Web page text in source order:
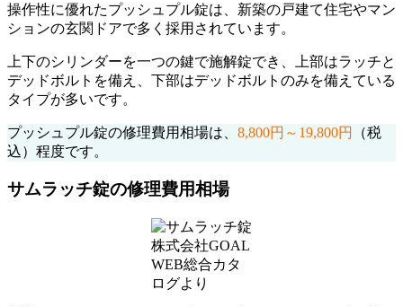
操作性に優れたプッシュプル錠は、新築の戸建て住宅やマン
ションの玄関ドアで多く採用されています。
上下のシリンダーを一つの鍵で施解錠でき、上部はラッチと
デッドボルトを備え、下部はデッドボルトのみを備えている
タイプが多いです。
プッシュプル錠の修理費用相場は、 8,800円～19,800円
（税
込）程度です。
サムラッチ錠の修理費用相場
株式会社GOAL
WEB総合カタ
ログより